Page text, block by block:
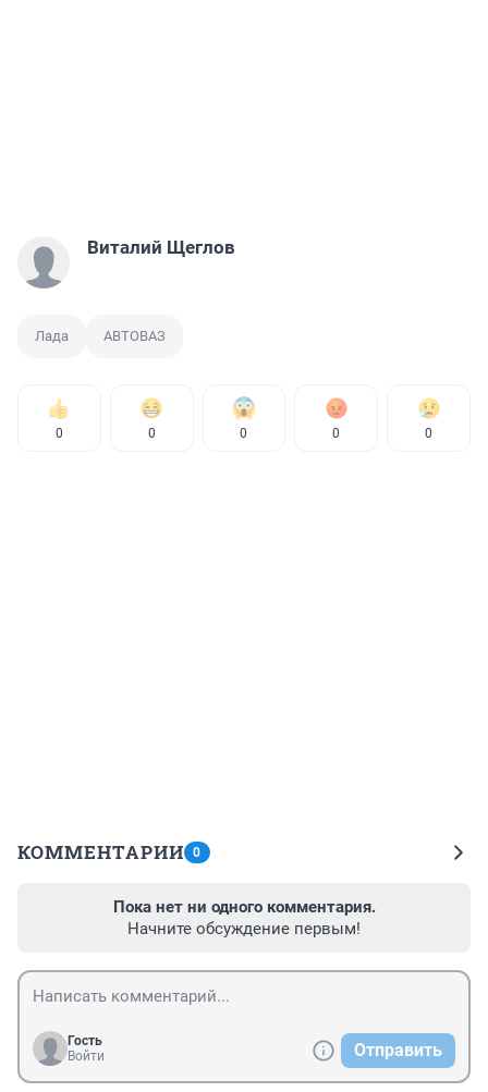
Виталий Щеглов
Лада АВТОВАЗ
0 0 0 0 0
КОММЕНТАРИИ 0
Пока нет ни одного комментария.
Начните обсуждение первым!
Гость
Войти
Отправить